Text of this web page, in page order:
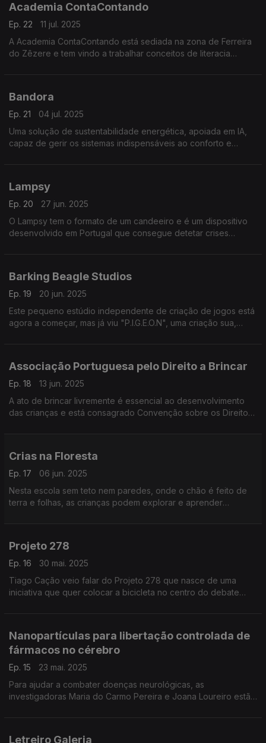
Academia ContaContando
Ep. 22
11 jul. 2025
A Academia ContaContando está sediada na zona de Ferreira
do Zêzere e tem vindo a trabalhar conceitos de literacia
Bandora
Ep. 21
04 jul. 2025
Uma solução de sustentabilidade energética, apoiada em IA,
capaz de gerir os sistemas indispensáveis ao conforto e
Lampsy
Ep. 20
27 jun. 2025
O Lampsy tem o formato de um candeeiro e é um dispositivo
desenvolvido em Portugal que consegue detetar crises
Barking Beagle Studios
Ep. 19
20 jun. 2025
Este pequeno estúdio independente de criação de jogos está
agora a começar, mas já viu "P.I.G.E.O.N", uma criação sua,
Associação Portuguesa pelo Direito a Brincar
Ep. 18
13 jun. 2025
A ato de brincar livremente é essencial ao desenvolvimento
das crianças e está consagrado Convenção sobre os Direitos
Crias na Floresta
Ep. 17
06 jun. 2025
Nesta escola sem teto nem paredes, onde o chão é feito de
terra e folhas, as crianças podem explorar e aprender
Projeto 278
Ep. 16
30 mai. 2025
Tiago Cação veio falar do Projeto 278 que nasce de uma
iniciativa que quer colocar a bicicleta no centro do debate
Nanopartículas para libertação controlada de
fármacos no cérebro
Ep. 15
23 mai. 2025
Para ajudar a combater doenças neurológicas, as
investigadoras Maria do Carmo Pereira e Joana Loureiro estão
Letreiro Galeria